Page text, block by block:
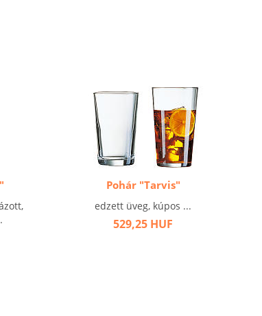
Pohár "Tarvis"
edzett üveg, kúpos ...
529,25 HUF